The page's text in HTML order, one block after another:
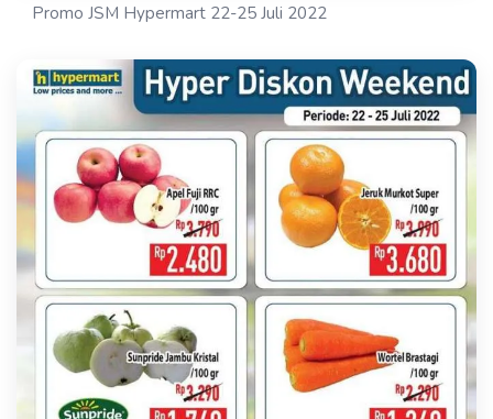
Promo JSM Hypermart 22-25 Juli 2022